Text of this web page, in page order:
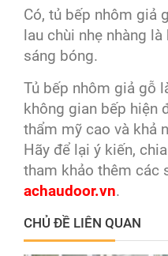
Có, tủ bếp nhôm giả
lau chùi nhẹ nhàng
sáng bóng.
Tủ bếp nhôm giả gỗ
không gian bếp hiện
thẩm mỹ cao và khả
Hãy để lại ý kiến,
tham khảo thêm các
achaudoor.vn.
CHỦ ĐỀ LIÊN QUAN